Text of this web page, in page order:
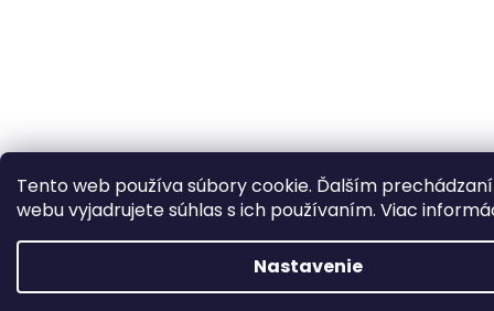
Tento web používa súbory cookie. Ďalším
webu vyjadrujete súhlas s ich používaním. Viac
Nastavenie